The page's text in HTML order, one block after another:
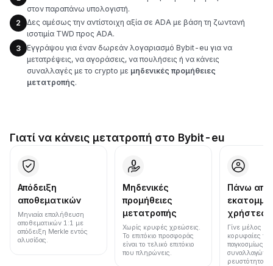
στον παραπάνω υπολογιστή.
2
Δες αμέσως την αντίστοιχη αξία σε ADA με βάση τη ζωντανή
ισοτιμία TWD προς ADA.
3
Εγγράψου για έναν δωρεάν λογαριασμό Bybit-eu για να
μετατρέψεις, να αγοράσεις, να πουλήσεις ή να κάνεις
συναλλαγές με το crypto με μηδενικές προμήθειες
μετατροπής.
Γιατί να κάνεις μετατροπή στο Bybit-eu
Απόδειξη
αποθεματικών
Μηνιαία επαλήθευση
αποθεματικών 1:1 με
απόδειξη Merkle εντός
αλυσίδας.
Μηδενικές
προμήθειες
μετατροπής
Χωρίς κρυφές χρεώσεις.
Το επιτόκιο προσφοράς
είναι το τελικό επιτόκιο
που πληρώνεις.
Πάνω από
χρήστες
Γίνε μέλος
κορυφαίες
παγκοσμίως
συναλλαγών
ρευστότητα.